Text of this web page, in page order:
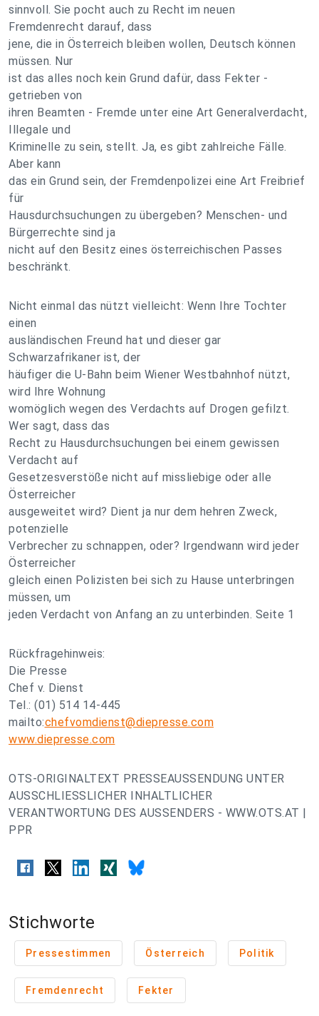
sinnvoll. Sie pocht auch zu Recht im neuen
Fremdenrecht darauf, dass
jene, die in Österreich bleiben wollen, Deutsch können
müssen. Nur
ist das alles noch kein Grund dafür, dass Fekter -
getrieben von
ihren Beamten - Fremde unter eine Art Generalverdacht,
Illegale und
Kriminelle zu sein, stellt. Ja, es gibt zahlreiche Fälle.
Aber kann
das ein Grund sein, der Fremdenpolizei eine Art Freibrief
für
Hausdurchsuchungen zu übergeben? Menschen- und
Bürgerrechte sind ja
nicht auf den Besitz eines österreichischen Passes
beschränkt.
Nicht einmal das nützt vielleicht: Wenn Ihre Tochter
einen
ausländischen Freund hat und dieser gar
Schwarzafrikaner ist, der
häufiger die U-Bahn beim Wiener Westbahnhof nützt,
wird Ihre Wohnung
womöglich wegen des Verdachts auf Drogen gefilzt.
Wer sagt, dass das
Recht zu Hausdurchsuchungen bei einem gewissen
Verdacht auf
Gesetzesverstöße nicht auf missliebige oder alle
Österreicher
ausgeweitet wird? Dient ja nur dem hehren Zweck,
potenzielle
Verbrecher zu schnappen, oder? Irgendwann wird jeder
Österreicher
gleich einen Polizisten bei sich zu Hause unterbringen
müssen, um
jeden Verdacht von Anfang an zu unterbinden. Seite 1
Rückfragehinweis:
Die Presse
Chef v. Dienst
Tel.: (01) 514 14-445
mailto:chefvomdienst@diepresse.com
www.diepresse.com
OTS-ORIGINALTEXT PRESSEAUSSENDUNG UNTER
AUSSCHLIESSLICHER INHALTLICHER
VERANTWORTUNG DES AUSSENDERS - WWW.OTS.AT |
PPR
Stichworte
Pressestimmen Österreich Politik
Fremdenrecht Fekter